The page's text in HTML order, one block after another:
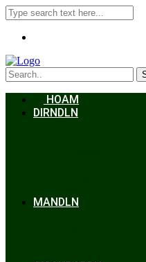
HOAM
DIRNDLN
MANDLN